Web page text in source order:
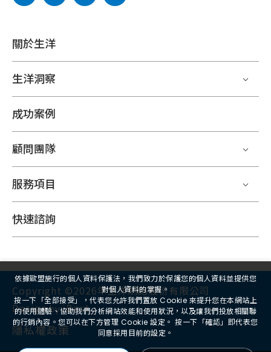
關於生洋
生洋洞察
成功案例
顧問團隊
服務項目
快速諮詢
Copyright ©2026年生洋網路股份有限公司
Design by iBest
隱私權政策
依據歐盟施行的個人資料保護法，我們致力於保護您的個人資料並提供您
對個人資料的掌握。
按一下「全部接受」，代表您允許我們置放 Cookie 來提升您在本網站上
的使用體驗、協助我們分析網站效能和使用狀況，以及讓我們投放相關聯
的行銷內容。您可以在下方管理 Cookie 設定。 按一下「確認」即代表您
同意採用目前的設定。